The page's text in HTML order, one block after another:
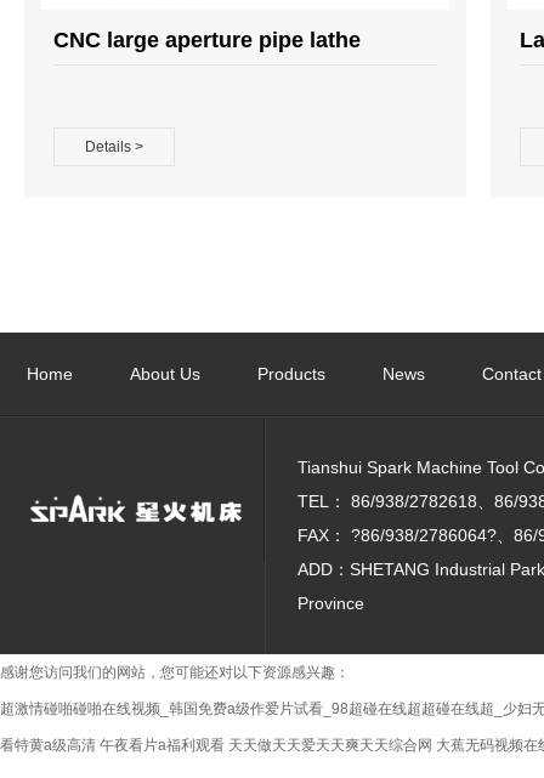
CNC large aperture pipe lathe
Details >
Home About Us Products News
Tianshui Spark Machine Tool
TEL： 86/938/2782618、86/
FAX： ?86/938/2786064?、86/
ADD：SHETANG Industrial
Province
感谢您访问我们的网站，您可能还对以下资源感兴趣：
超激情碰啪碰啪在线视频_韩国免费a级作爱片试看_98超碰在线超超碰在线超_少妇
看特黄a级高清 午夜看片a福利观看 天天做天天爱天天爽天天综合网 大蕉无码视频在